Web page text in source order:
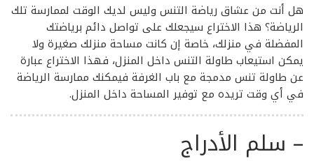
هل أنت من عشاق رياضة التنس وليس لديك الوقت لممارسة تلك
الرياضة؟ هذا الاختراع سيجعلك على تواصل دائم برياضتك
المفضلة في منزلك، خاصة إن كانت مساحة منزلك صغيرة ولا
يمكن استيعاب طاولة التنس داخل المنزل، فهذا الاختراع عبارة
عن طاولة تنس مدمجة مع باب الغرفة فيمكنك ممارسة الرياضة
في أي وقت تريده مع توفير المساحة داخل المنزل.
– سلم الأدراج